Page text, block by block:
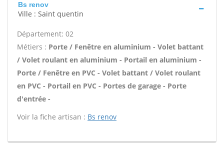
Bs renov
Ville : Saint quentin
Département: 02
Métiers : Porte / Fenêtre en aluminium - Volet battant
/ Volet roulant en aluminium - Portail en aluminium -
Porte / Fenêtre en PVC - Volet battant / Volet roulant
en PVC - Portail en PVC - Portes de garage - Porte
d'entrée -
Voir la fiche artisan : Bs renov